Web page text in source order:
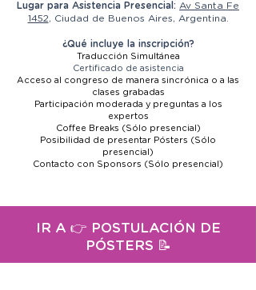
Lugar para Asistencia Presencial: Av Santa Fe
1452, Ciudad de Buenos Aires, Argentina.
¿Qué incluye la inscripción?
Traducción Simultánea
Certificado de asistencia
Acceso al congreso de manera sincrónica o a las
clases grabadas
Participación moderada y preguntas a los
expertos
Coffee Breaks (Sólo presencial)
Posibilidad de presentar Pósters (Sólo
presencial)
Contacto con Sponsors (Sólo presencial)
IR A 👉 POSTULACIÓN DE
PÓSTERS 📝